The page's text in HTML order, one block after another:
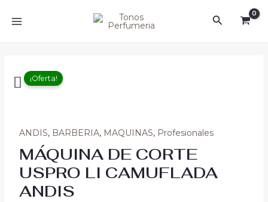
Buscar
¡Oferta!
ANDIS, BARBERIA, MAQUINAS, Profesionales
MÁQUINA DE CORTE
USPRO LI CAMUFLADA
ANDIS
DE
CAMUFLADA
ANDIS
cantidad